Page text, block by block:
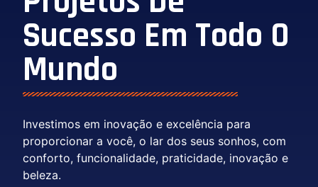
Sucesso Em Todo O
Mundo
Investimos em inovação e excelência para
proporcionar a você, o lar dos seus sonhos, com
conforto, funcionalidade, praticidade, inovação e
beleza.